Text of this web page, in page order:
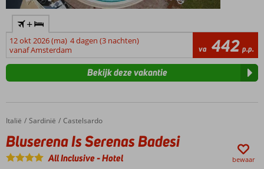
+
12 okt 2026 (ma) 4 dagen (3 nachten)
vanaf Amsterdam
va 442 p.p.
Bekijk deze vakantie
Home
Italië Sardinië Castelsardo
Bluserena Is Serenas Badesi
Bluserena Is Serenas Badesi
All Inclusive-Hotel bewaar